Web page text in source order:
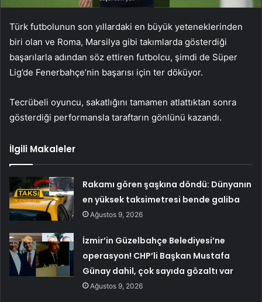
Türk futbolunun son yıllardaki en büyük yeteneklerinden
biri olan ve Roma, Marsilya gibi takımlarda gösterdiği
başarılarla adından söz ettiren futbolcu, şimdi de Süper
Lig’de Fenerbahçe’nin başarısı için ter döküyor.
Tecrübeli oyuncu, sakatlığını tamamen atlattıktan sonra
gösterdiği performansla taraftarın gönlünü kazandı.
İlgili Makaleler
Rakamı gören şaşkına döndü: Dünyanın
en yüksek taksimetresi bende galiba
Ağustos 9, 2026
İzmir’in Güzelbahçe Belediyesi’ne
operasyon! CHP’li Başkan Mustafa
Günay dahil, çok sayıda gözaltı var
Ağustos 9, 2026